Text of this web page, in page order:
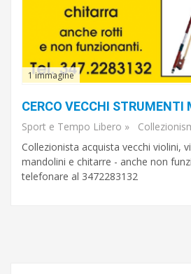
1 immagine
CERCO VECCHI STRUMENTI
Sport e Tempo Libero »
Collezionista acquista vecchi violini,
mandolini e chitarre - anche non
telefonare al 3472283132